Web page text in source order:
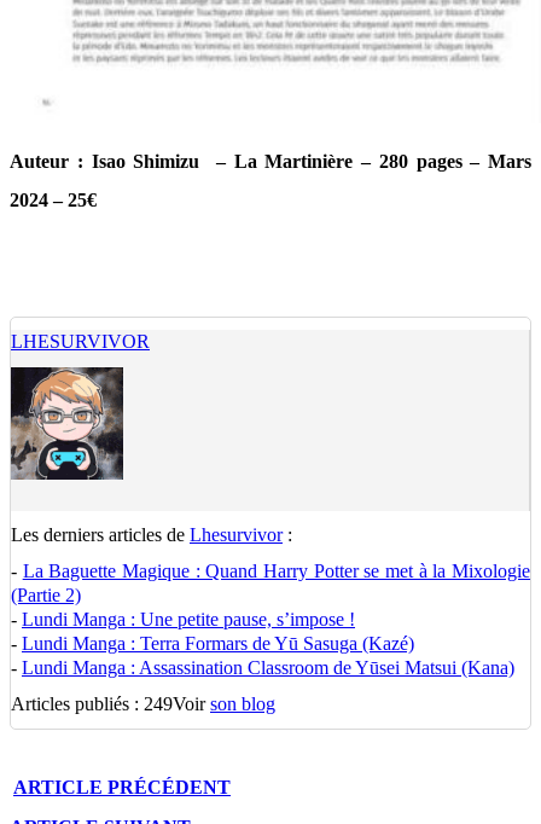
Auteur : Isao Shimizu – La Martinière – 280 pages – Mars
2024 – 25€
LHESURVIVOR
Les derniers articles de Lhesurvivor:
- La Baguette Magique : Quand Harry Potter se met à la Mixologie
(Partie 2)
- Lundi Manga : Une petite pause, s’impose !
- Lundi Manga : Terra Formars de Yū Sasuga (Kazé)
- Lundi Manga : Assassination Classroom de Yūsei Matsui (Kana)
Articles publiés : 249Voirson blog
ARTICLE PRÉCÉDENT